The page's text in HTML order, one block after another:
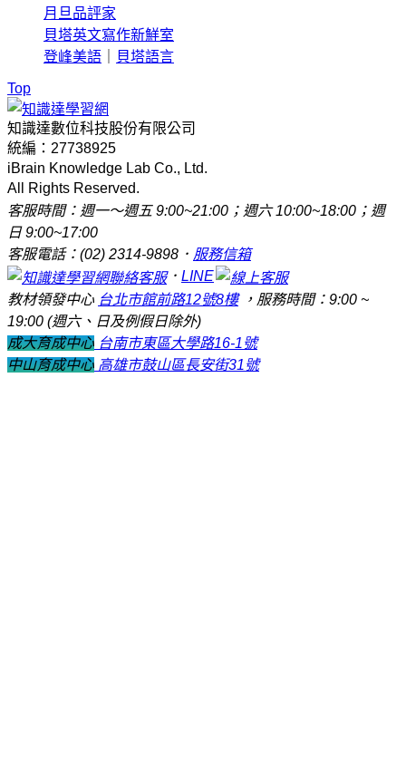
月旦品評家
貝塔英文寫作新鮮室
登峰美語
貝塔語言
Top
知識達數位科技股份有限公司
統編：27738925
iBrain Knowledge Lab Co., Ltd.
All Rights Reserved.
客服時間：週一～週五 9:00~21:00；週六 10:00~18:00；週
日 9:00~17:00
客服電話：(02) 2314-9898． 服務信箱
． LINE
教材領發中心 台北市館前路12號8樓，服務時間：9:00 ~
19:00 (週六、日及例假日除外)
成大育成中心 台南市東區大學路16-1號
中山育成中心 高雄市鼓山區長安街31號